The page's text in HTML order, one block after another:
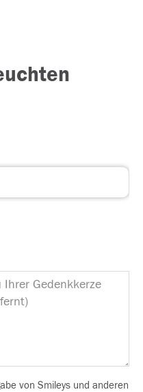
von Smileys und anderen